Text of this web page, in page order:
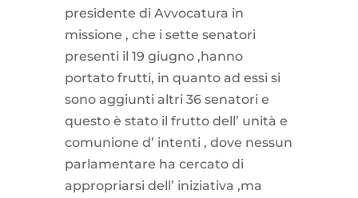
presidente di Avvocatura in
missione , che i sette senatori
presenti il 19 giugno ,hanno
portato frutti, in quanto ad essi si
sono aggiunti altri 36 senatori e
questo è stato il frutto dell’ unità e
comunione d’ intenti , dove nessun
parlamentare ha cercato di
appropriarsi dell’ iniziativa ,ma